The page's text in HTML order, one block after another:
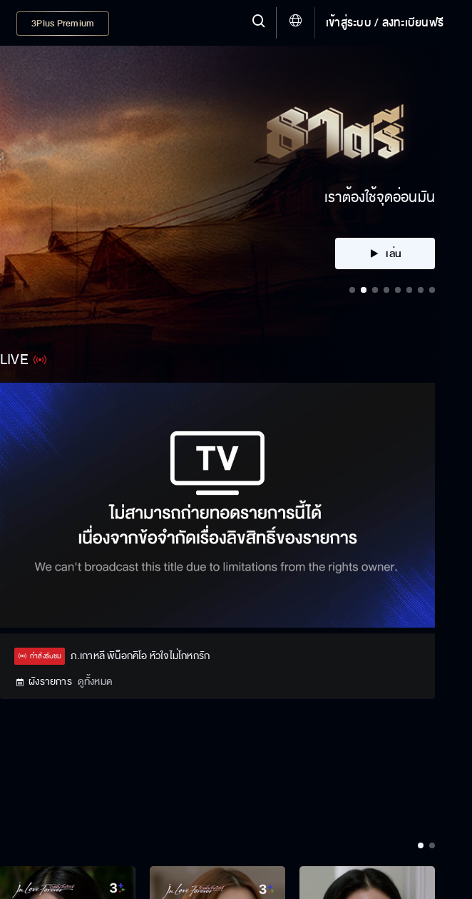
3Plus Premium เข้าสู่ระบบ / ลงทะเบียนฟรี
ได้ตัวมาหรือเปล่า
เล่น
LIVE
กำลังรับชม
ภ.เกาหลี พิน็อกคิโอ หัวใจไม่โกหกรัก
ผังรายการ ดูทั้งหมด